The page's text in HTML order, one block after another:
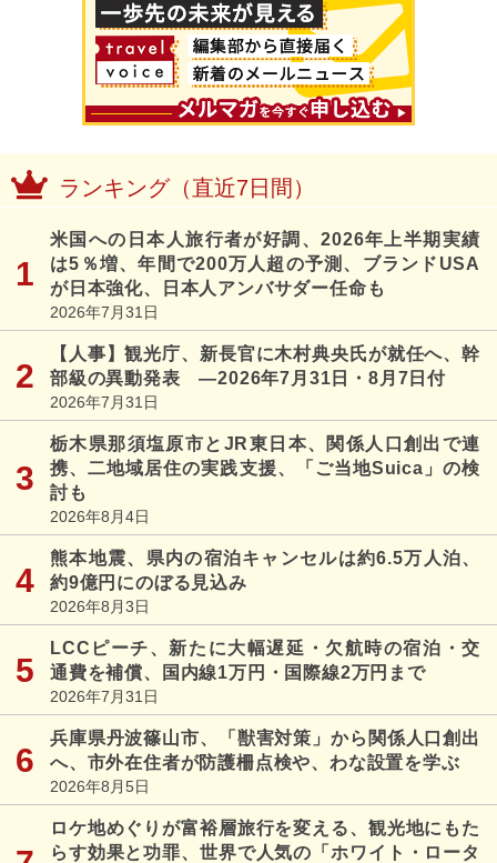
ランキング（直近7日間）
米国への日本人旅行者が好調、2026年上半期実績
は5％増、年間で200万人超の予測、ブランドUSA
が日本強化、日本人アンバサダー任命も
2026年7月31日
【人事】観光庁、新長官に木村典央氏が就任へ、幹
部級の異動発表 ―2026年7月31日・8月7日付
2026年7月31日
栃木県那須塩原市とJR東日本、関係人口創出で連
携、二地域居住の実践支援、「ご当地Suica」の検
討も
2026年8月4日
熊本地震、県内の宿泊キャンセルは約6.5万人泊、
約9億円にのぼる見込み
2026年8月3日
LCCピーチ、新たに大幅遅延・欠航時の宿泊・交
通費を補償、国内線1万円・国際線2万円まで
2026年7月31日
兵庫県丹波篠山市、「獣害対策」から関係人口創出
へ、市外在住者が防護柵点検や、わな設置を学ぶ
2026年8月5日
ロケ地めぐりが富裕層旅行を変える、観光地にもた
らす効果と功罪、世界で人気の「ホワイト・ロータ